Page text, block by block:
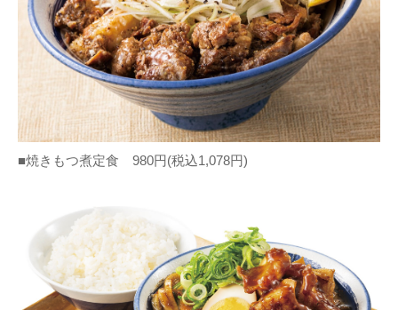
■焼きもつ煮定食 980円(税込1,078円)